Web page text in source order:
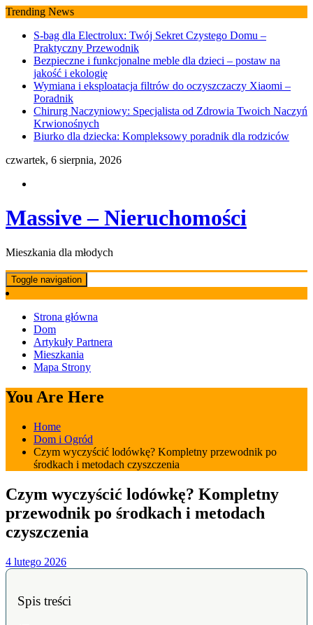
Skip
content
Trending News
S-bag dla Electrolux: Twój Sekret Czystego Domu –
Praktyczny Przewodnik
Bezpieczne i funkcjonalne meble dla dzieci – postaw na
jakość i ekologię
Wymiana i eksploatacja filtrów do oczyszczaczy Xiaomi –
Poradnik
Chirurg Naczyniowy: Specjalista od Zdrowia Twoich Naczyń
Krwionośnych
Biurko dla dziecka: Kompleksowy poradnik dla rodziców
czwartek, 6 sierpnia, 2026
Massive – Nieruchomości
Mieszkania dla młodych
Toggle navigation
Strona główna
Dom
Artykuły Partnera
Mieszkania
Mapa Strony
You Are Here
Home
Dom i Ogród
Czym wyczyścić lodówkę? Kompletny przewodnik po
środkach i metodach czyszczenia
Czym wyczyścić lodówkę? Kompletny
przewodnik po środkach i metodach
czyszczenia
4 lutego 2026
Spis treści